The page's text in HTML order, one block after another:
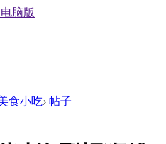
脑版
食小吃› 帖子